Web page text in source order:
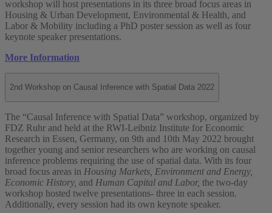
workshop will host presentations in its three broad focus areas in
Housing & Urban Development, Environmental & Health, and
Labor & Mobility including a PhD poster session as well as four
keynote speaker presentations.
More Information
2nd Workshop on Causal Inference with Spatial Data 2022
The “Causal Inference with Spatial Data” workshop, organized by
FDZ Ruhr and held at the RWI-Leibniz Institute for Economic
Research in Essen, Germany, on 9th and 10th May 2022 brought
together young and senior researchers who are working on causal
inference problems requiring the use of spatial data. With its four
broad focus areas in Housing Markets, Environment and Energy,
Economic History, and Human Capital and Labor, the two-day
workshop hosted twelve presentations- three in each session.
Additionally, every session had its own keynote speaker.